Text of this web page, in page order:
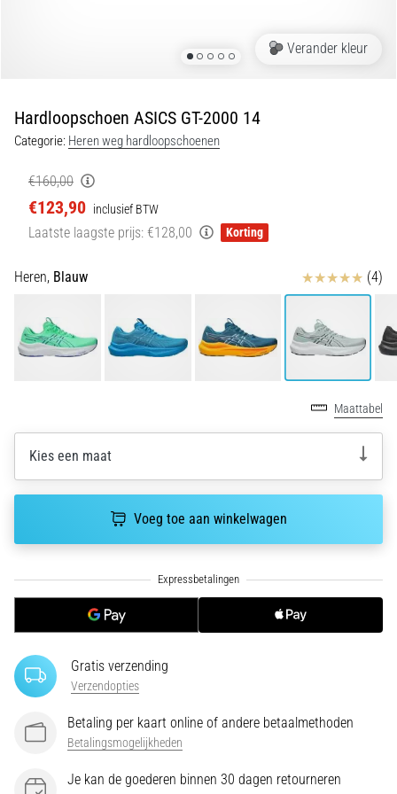
zijn
ze
en
hoe
ze
In
praktijk
test
richtingsveranderingen.
Hoe
je
correct
uit,
6. 8. 2026
•
Hardlopersknie:
Oorzaken,
Behandeling
Verander kleur
Hardloopschoen ASICS GT-2000 14
Categorie: Heren weg hardloopschoenen
€160,00
€123,90 inclusief BTW
Laatste laagste prijs: €128,00 Korting
Heren, Blauw Beoordelingen
(4)
Maattabel
Kies een maat
Voeg toe aan winkelwagen
Gratis verzending
Verzendopties
Betaling per kaart online of andere betaalmethoden
Betalingsmogelijkheden
Je kan de goederen binnen 30 dagen retourneren